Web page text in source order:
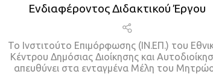
Ενδιαφέροντος Διδακτικού Έργου
Το Ινστιτούτο Επιμόρφωσης (ΙΝ.ΕΠ.) του
Κέντρου Δημόσιας Διοίκησης και
απευθύνει στα ενταγμένα Μέλη του